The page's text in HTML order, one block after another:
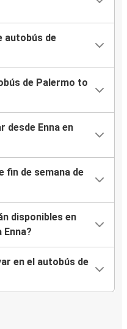
autobús de
de Palermo to
desde Enna en
fin de semana de
disponibles en
Enna?
en el autobús de